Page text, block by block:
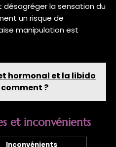
la sensation du
un risque de
manipulation est
hormonal et la libido
?
et inconvénients
Inconvénients